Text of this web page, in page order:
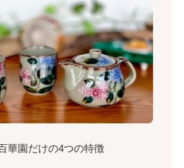
華園だけの4つの特徴